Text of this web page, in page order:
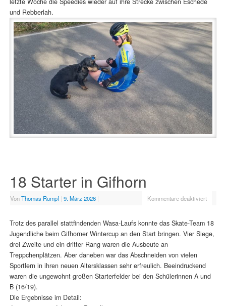
und Rebberlah.
18 Starter in Gifhorn
VonThomas Rumpf | 9. März 2026 | Kommentare deaktiviert
Trotz des parallel stattfindenden Wasa-Laufs konnte das Skate-Team 18
Jugendliche beim Gifhorner Wintercup an den Start bringen. Vier Siege,
drei Zweite und ein dritter Rang waren die Ausbeute an
Treppchenplätzen. Aber daneben war das Abschneiden von vielen
Sportlern in ihren neuen Altersklassen sehr erfreulich. Beeindruckend
waren die ungewohnt großen Starterfelder bei den Schülerinnen A und
B (16/19).
Die Ergebnisse im Detail: